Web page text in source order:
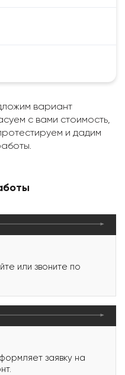
вариант
с вами стоимость,
и дадим
или звоните по
заявку на